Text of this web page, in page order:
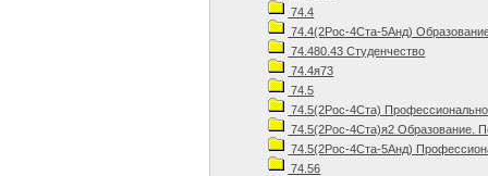
74.4
74.4(2Рос-4Ста-5Анд)
74.480.43 Студенчество
74.4я73
74.5
74.5(2Рос-4Ста)
74.5(2Рос-4Ста)я2 Образование.
74.5(2Рос-4Ста-5Анд)
74.56